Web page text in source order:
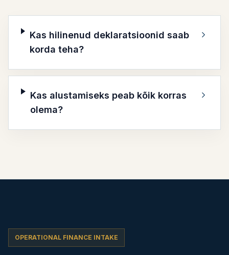
Kas hilinenud deklaratsioonid saab
korda teha?
Kas alustamiseks peab kõik korras
olema?
OPERATIONAL FINANCE INTAKE